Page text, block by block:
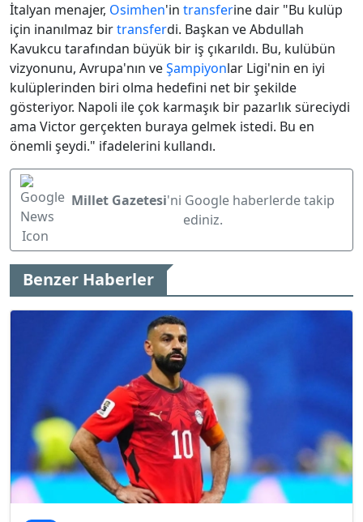
İtalyan menajer, Osimhen'in transferine dair "Bu kulüp
için inanılmaz birtransferdi. Başkan ve Abdullah
Kavukcu tarafından büyük bir iş çıkarıldı. Bu, kulübün
vizyonunu, Avrupa'nın veŞampiyonlar Ligi'nin en iyi
kulüplerinden biri olma hedefini net bir şekilde
gösteriyor. Napoli ile çok karmaşık bir pazarlık süreciydi
ama Victor gerçekten buraya gelmek istedi. Bu en
önemli şeydi." ifadelerini kullandı.
Millet Gazetesi'ni Google haberlerde takip
ediniz.
Benzer Haberler